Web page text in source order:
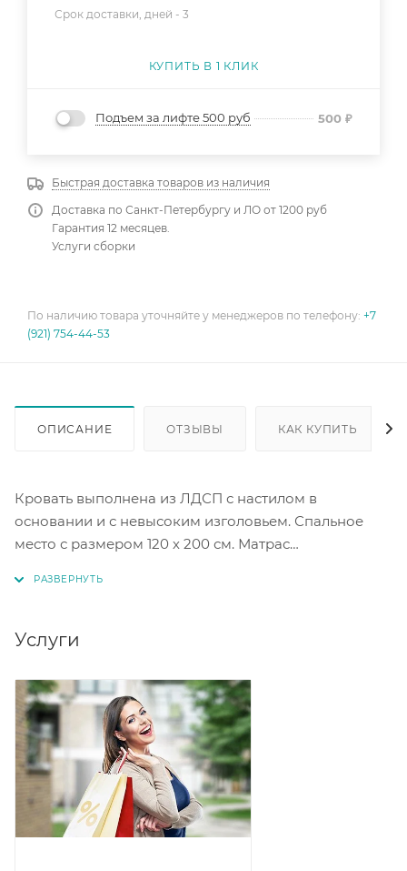
Срок доставки, дней - 3
КУПИТЬ В 1 КЛИК
Подъем за лифте 500 руб 500 ₽
Быстрая доставка товаров из наличия
Доставка по Санкт-Петербургу и ЛО от 1200 руб
Гарантия 12 месяцев.
Услуги сборки
По наличию товара уточняйте у менеджеров по телефону: +7
(921) 754-44-53
ОПИСАНИЕ ОТЗЫВЫ КАК КУПИТЬ
Кровать выполнена из ЛДСП с настилом в
основании и с невысоким изголовьем. Спальное
место с размером 120 х 200 см. Матрас
Услуги